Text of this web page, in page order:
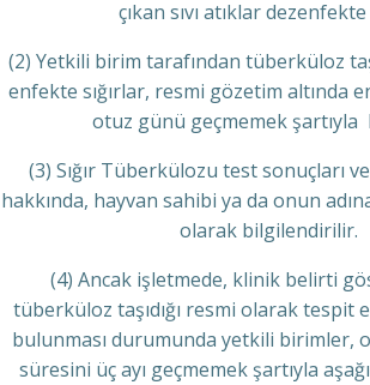
çıkan sıvı atıklar
(2) Yetkili birim tarafından tüberküloz
enfekte sığırlar, resmi gözetim altında
otuz günü geçmemek şartıyla
(3) Sığır Tüberkülozu test sonuçları
hakkında, hayvan sahibi ya da onun
olarak bilgilendirilir.
(4) Ancak işletmede, klinik belirti
tüberküloz taşıdığı resmi olarak tespit
bulunması durumunda yetkili birimler,
süresini üç ayı geçmemek şartıyla